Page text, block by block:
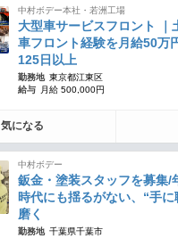
中村ボデー本社・若洲工場
大型車サービスフロント ｜
車フロント経験を月給50万
125日以上
勤務地 東京都江東区
給与
月給 500,000円
気になる
中村ボデー
鈑金・塗装スタッフを募集/
時代にも揺るがない、“手
磨く
勤務地 千葉県千葉市